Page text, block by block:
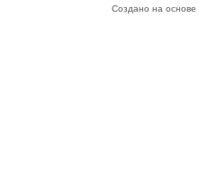
Создано на основе